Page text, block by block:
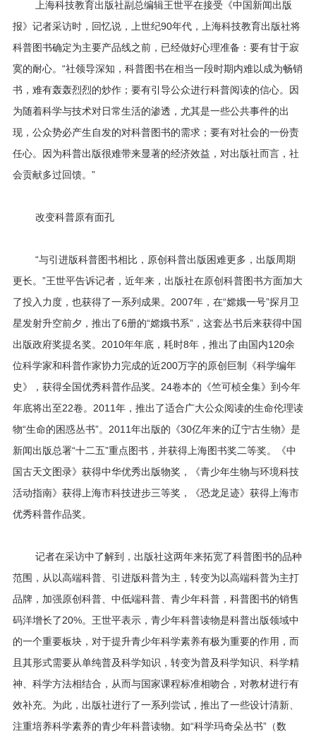
上海科技教育出版社副总编辑王世平在接受《中国新闻出版
报》记者采访时，回忆说，上世纪90年代，上海科技教育出版社将
科普图书确定为主要产品线之前，已经做好心理准备：要有甘于寂
寞的耐心。“社领导深知，科普图书在相当一段时期内难以成为畅销
书，难有轰轰烈烈的炒作；要有引导公众进行科普阅读的信心。因
为随着科学与技术对日常生活的渗透，尤其是一些公共事件的出
现，公众势必产生自发的对科普图书的需求；要有对社会的一份责
任心。因为科普出版很难带来显著的经济效益，对出版社而言，社
会贡献多过回馈。”
改变科普原有面孔
“与引进版科普图书相比，原创科普出版困难更多，出版周期
更长。”王世平告诉记者，近年来，出版社在原创科普图书方面加大
了投入力度，也获得了一系列成果。2007年，在“嫦娥一号”探月卫
星发射升空前夕，推出了6册的“嫦娥书系”，这套丛书后来获得中国
出版政府奖提名奖。2010年年底，耗时8年，推出了由国内120余
位科学家和科普作家协力完成的近200万字的原创巨制《科学编年
史》，获得全国优秀科普作品奖。24卷本的《竺可桢全集》到今年
年底将出至22卷。2011年，推出了适合广大公众阅读的生命伦理读
物“生命的困惑丛书”。2011年出版的《30亿年来的辽宁古生物》是
新闻出版总署“十二五”重点图书，并获得上海图书奖二等奖。《中
国古天文图录》获得中华优秀出版物奖，《青少年生物与环境科技
活动指南》获得上海市科技进步三等奖，《恐龙足迹》获得上海市
优秀科普作品奖。
记者在采访中了解到，出版社这两年来拓宽了科普图书的品种
范围，从以高端科普、引进版科普为主，转变为以高端科普为主打
品牌，加强原创科普、中低端科普、青少年科普，科普图书的销售
码洋增长了20%。王世平表示，青少年科普读物是科普出版领域中
的一个重要板块，对于提升青少年科学素养有极为重要的作用，而
且其形式需要从单纯普及科学知识，转变为普及科学知识、科学精
神、科学方法相结合，从而与国家课程标准相吻合，对教材进行有
效补充。为此，出版社进行了一系列尝试，推出了一些设计清新、
注重培养科学素养的青少年科普读物。如“科学玛奇朵丛书”（数